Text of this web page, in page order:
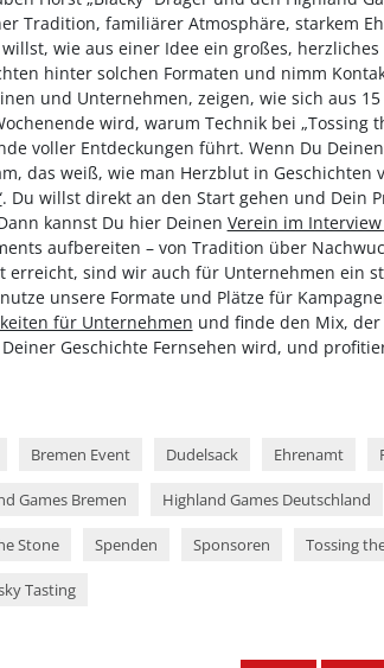
Tradition, familiärer Atmosphäre, starkem
wie aus einer Idee ein großes,
hinter solchen Formaten und nimm
und Unternehmen, zeigen, wie sich aus
wird, warum Technik bei „Tossing
voller Entdeckungen führt. Wenn Du
das weiß, wie man Herzblut in
. Du willst direkt an den Start gehen und Dein
kannst Du hier Deinen Verein im
aufbereiten – von Tradition über
erreicht, sind wir auch für Unternehmen ein
unsere Formate und Plätze für
für Unternehmen und finde den Mix,
Geschichte Fernsehen wird, und
Bremen Event Dudelsack Ehrenamt
Games Bremen Highland Games Deutschland
Stone Spenden Sponsoren Tossing
Tasting